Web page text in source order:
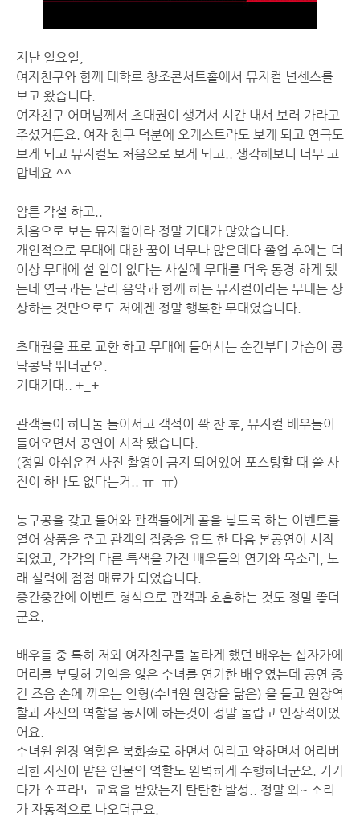
지난 일요일,
여자친구와 함께 대학로 창조콘서트홀에서 뮤지컬 넌센스를
보고 왔습니다.
여자친구 어머님께서 초대권이 생겨서 시간 내서 보러 가라고
주셨거든요. 여자 친구 덕분에 오케스트라도 보게 되고 연극도
보게 되고 뮤지컬도 처음으로 보게 되고.. 생각해보니 너무 고
맙네요 ^^
암튼 각설 하고..
처음으로 보는 뮤지컬이라 정말 기대가 많았습니다.
개인적으로 무대에 대한 꿈이 너무나 많은데다 졸업 후에는 더
이상 무대에 설 일이 없다는 사실에 무대를 더욱 동경 하게 됐
는데 연극과는 달리 음악과 함께 하는 뮤지컬이라는 무대는 상
상하는 것만으로도 저에겐 정말 행복한 무대였습니다.
초대권을 표로 교환 하고 무대에 들어서는 순간부터 가슴이 콩
닥콩닥 뛰더군요.
기대기대.. +_+
관객들이 하나둘 들어서고 객석이 꽉 찬 후, 뮤지컬 배우들이
들어오면서 공연이 시작 됐습니다.
(정말 아쉬운건 사진 촬영이 금지 되어있어 포스팅할 때 쓸 사
진이 하나도 없다는거.. ㅠ_ㅠ)
농구공을 갖고 들어와 관객들에게 골을 넣도록 하는 이벤트를
열어 상품을 주고 관객의 집중을 유도 한 다음 본공연이 시작
되었고, 각각의 다른 특색을 가진 배우들의 연기와 목소리, 노
래 실력에 점점 매료가 되었습니다.
중간중간에 이벤트 형식으로 관객과 호흡하는 것도 정말 좋더
군요.
배우들 중 특히 저와 여자친구를 놀라게 했던 배우는 십자가에
머리를 부딪혀 기억을 잃은 수녀를 연기한 배우였는데 공연 중
간 즈음 손에 끼우는 인형(수녀원 원장을 닮은) 을 들고 원장역
할과 자신의 역할을 동시에 하는것이 정말 놀랍고 인상적이었
어요.
수녀원 원장 역할은 복화술로 하면서 여리고 약하면서 어리버
리한 자신이 맡은 인물의 역할도 완벽하게 수행하더군요. 거기
다가 소프라노 교육을 받았는지 탄탄한 발성.. 정말 와~ 소리
가 자동적으로 나오더군요.